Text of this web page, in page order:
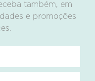
também, em
e promoções